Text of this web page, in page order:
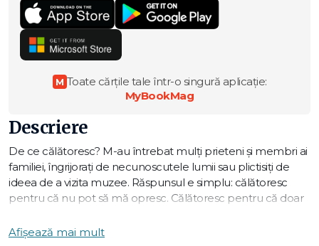
M Toate cărțile tale într-o singură aplicație:
MyBookMag
Descriere
De ce călătoresc? M-au întrebat mulți prieteni și membri ai
familiei, îngrijorați de necunoscutele lumii sau plictisiți de
ideea de a vizita muzee. Răspunsul e simplu: călătoresc
pentru că nu pot să mă opresc. Călătoresc pentru că doar
întâlnirii, descoperirea noului și a neînțelesului. Este ca un
Afișează mai mult